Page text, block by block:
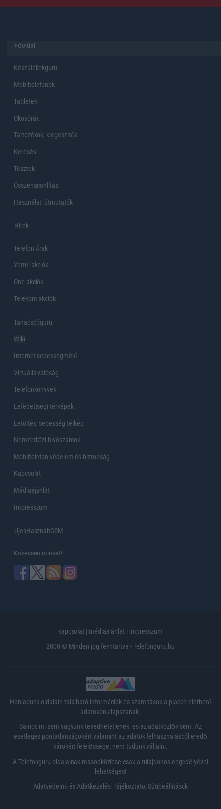
Főoldal
Készülékekguru
Mobiltelefonok
Tabletek
Okosórák
Tartozékok, kiegeszítők
Keresés
Tesztek
Összehasonlítás
Használati útmutatók
Hirek
Telefon Árak
Yettel akciók
One akciók
Telekom akciók
Tanácsdóguru
Wiki
Internet sebességmérő
Virtuális valóság
Telefonkönyvek
Lefedettségi térképek
Letöltési sebesség térkép
Nemzetközi hívószámok
Mobiltelefon védelem és biztonság
Kapcsolat
Médiaajánlat
Impresszum
UjesHasznaltGSM
Kövessen minket!
kapcsolat | médiaajánlat | impresszum
2000 © Minden jog fenntartva - Telefonguru.hu
Honlapunk oldalain található információk és számítások a piacon elérhető
adatokon alapszanak.
Sajnos mi sem vagyunk tévedhetetlenek, és az adatközlők sem. Az
esetleges pontatlanságokért valamint az adatok felhasználásból eredő
károkért felelősséget nem tudunk vállalni.
A Telefonguru oldalainak másodközlése csak a tulajdonos engedélyével
lehetséges!
Adatvédelmi és Adatkezelési Tájékoztató, Sütibeállítások